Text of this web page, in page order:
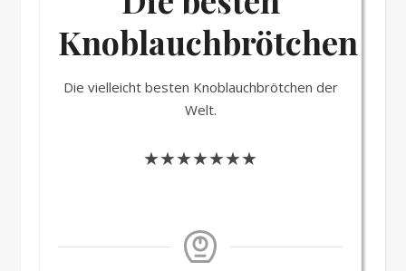
Knoblauchbrötchen
Die vielleicht besten Knoblauchbrötchen der
Welt.
★★★★★★★